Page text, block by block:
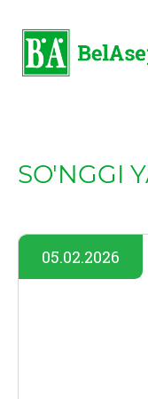
SO'NGGI
05.02.2026